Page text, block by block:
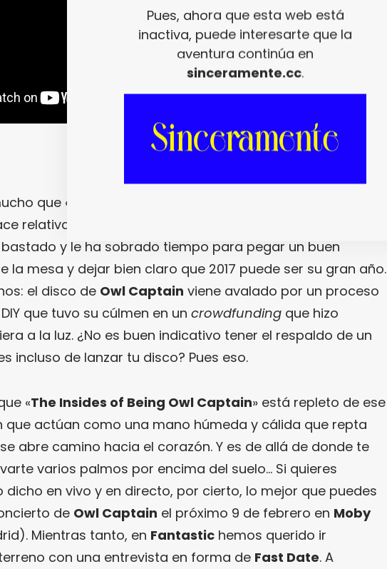
que «
relativamente poco (el 23 de enero, para ser más
y le ha sobrado tiempo para pegar un buen
la mesa y dejar bien claro que 2017 puede ser su gran año.
el disco de Owl Captain viene avalado por un proceso
que tuvo su cúlmen en un crowdfunding que hizo
a la luz. ¿No es buen indicativo tener el respaldo de un
incluso de lanzar tu disco? Pues eso.
«The Insides of Being Owl Captain» está repleto de ese
que actúan como una mano húmeda y cálida que repta
abre camino hacia el corazón. Y es de allá de donde te
varios palmos por encima del suelo… Si quieres
dicho en vivo y en directo, por cierto, lo mejor que puedes
de Owl Captain el próximo 9 de febrero en Moby
Mientras tanto, en Fantastic hemos querido ir
con una entrevista en forma de Fast Date. A
Pues, ahora que esta web está
inactiva, puede interesarte que la
aventura continúa en
sinceramente.cc.